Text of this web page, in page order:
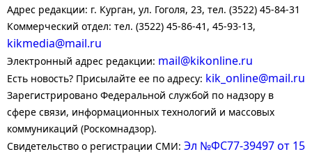
Адрес редакции: г. Курган, ул. Гоголя, 23, тел. (3522) 45-84-31
Коммерческий отдел: тел. (3522) 45-86-41, 45-93-13,
kikmedia@mail.ru
Электронный адрес редакции: mail@kikonline.ru
Есть новость? Присылайте ее по адресу: kik_online@mail.ru
Зарегистрировано Федеральной службой по надзору в
сфере связи, информационных технологий и массовых
коммуникаций (Роскомнадзор).
Свидетельство о регистрации СМИ: Эл №ФС77-39497 от 15